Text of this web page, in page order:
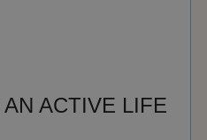
ACTIVE LIFE